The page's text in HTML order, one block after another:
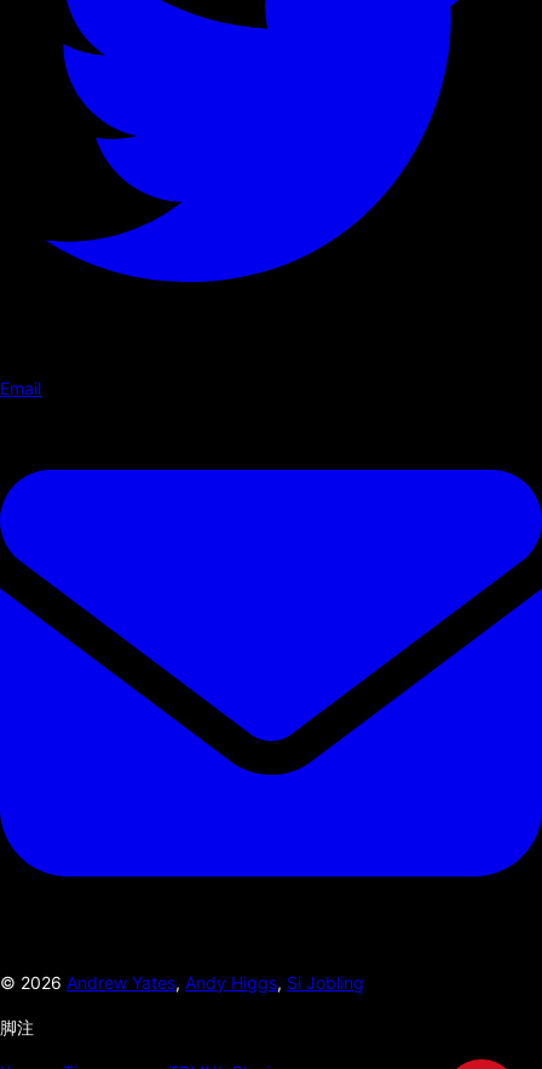
Email
© 2026 Andrew Yates, Andy Higgs, Si Jobling
脚注